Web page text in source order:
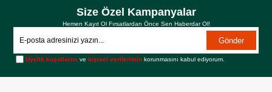
Size Özel Kampanyalar
Hemen Kayıt Ol Fırsatlardan Önce Sen Haberdar Ol!
Gönder
Üyelik koşullarını vekişisel verilerimin korunmasını kabul ediyorum.